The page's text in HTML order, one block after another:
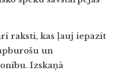
raksti, kas ļauj iepazīt
un
Izskaņā